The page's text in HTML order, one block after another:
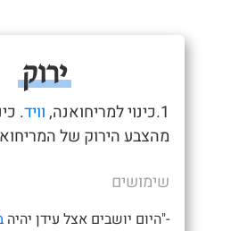
ירוק
1.כינוי למריחואנה, וויד.
מהצבע הירוק של
שימושים
-"היום יושבים אצל עידן יהיה